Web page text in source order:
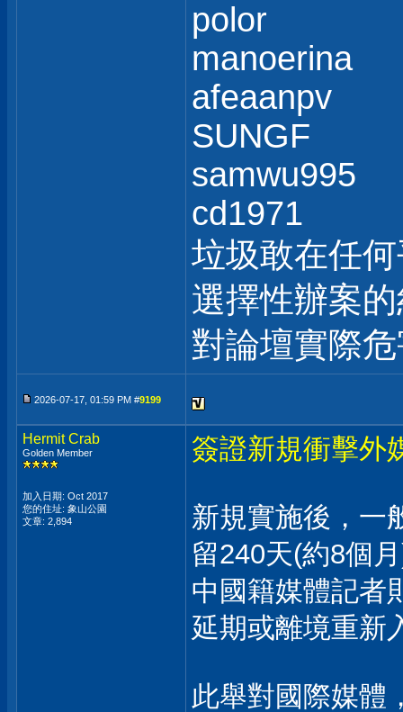
polor
manoerina
afeaanpv
SUNGF
samwu995
cd1971
垃圾敢在任
選擇性辦案
對論壇實際
2026-07-17, 01:59 PM #9199
Hermit Crab
Golden Member
加入日期: Oct 2017
您的住址: 象山公園
文章: 2,894
簽證新規衝擊外
新規實施後，一
留240天(約8個
中國籍媒體記者
延期或離境重新
此舉對國際媒體